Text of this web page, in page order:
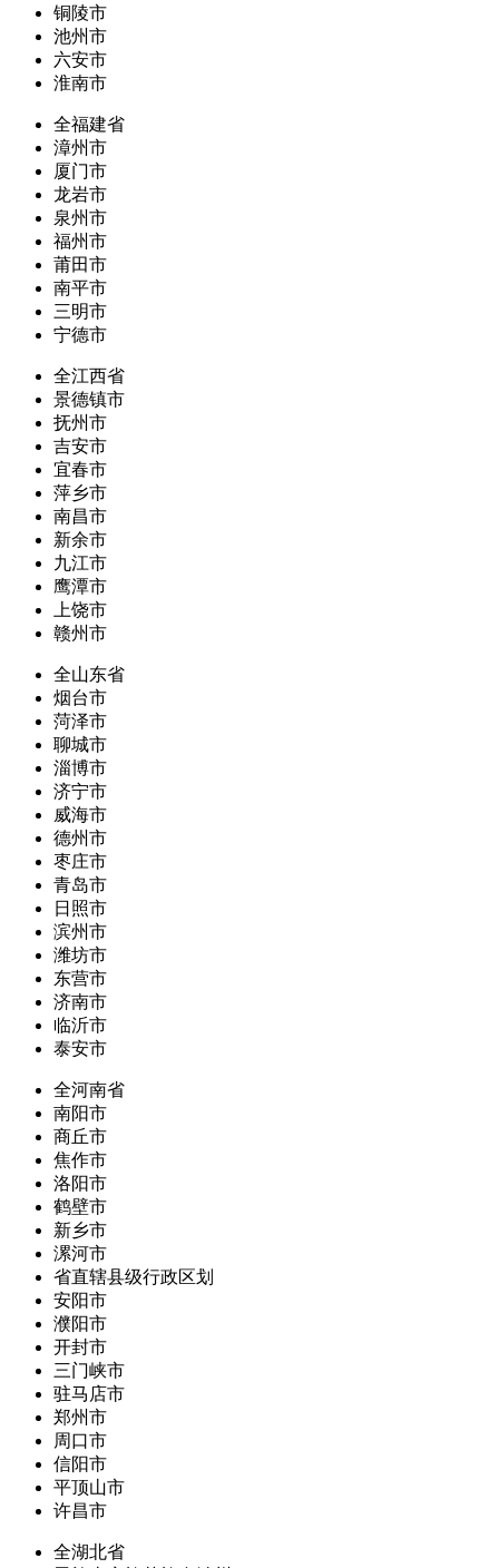
铜陵市
池州市
六安市
淮南市
全福建省
漳州市
厦门市
龙岩市
泉州市
福州市
莆田市
南平市
三明市
宁德市
全江西省
景德镇市
抚州市
吉安市
宜春市
萍乡市
南昌市
新余市
九江市
鹰潭市
上饶市
赣州市
全山东省
烟台市
菏泽市
聊城市
淄博市
济宁市
威海市
德州市
枣庄市
青岛市
日照市
滨州市
潍坊市
东营市
济南市
临沂市
泰安市
全河南省
南阳市
商丘市
焦作市
洛阳市
鹤壁市
新乡市
漯河市
省直辖县级行政区划
安阳市
濮阳市
开封市
三门峡市
驻马店市
郑州市
周口市
信阳市
平顶山市
许昌市
全湖北省